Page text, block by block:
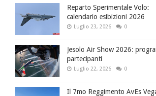
Reparto Sperimentale Volo:
calendario esibizioni 2026
Luglio 23, 2026 0
Jesolo Air Show 2026:
partecipanti
Luglio 22, 2026 0
Il 7mo Reggimento AvEs